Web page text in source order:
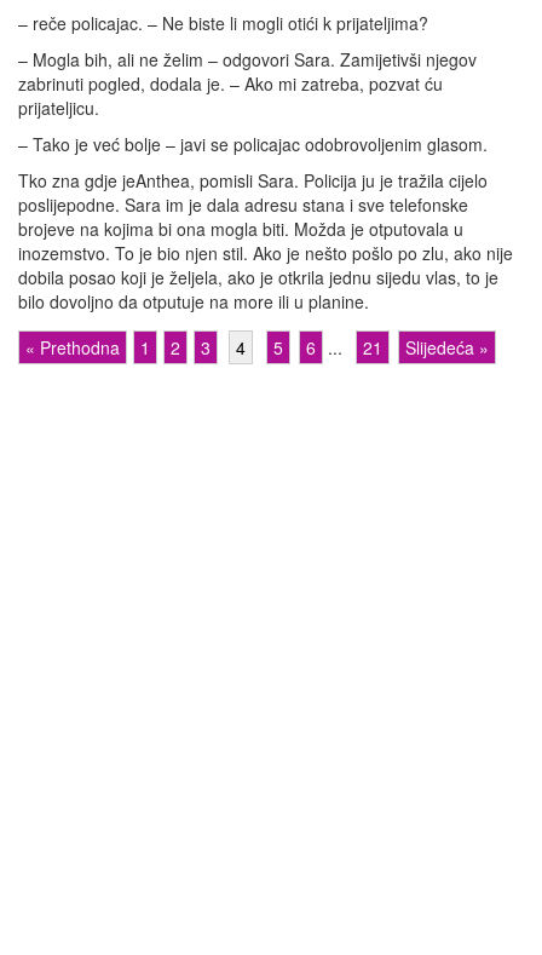
– reče policajac. – Ne biste li mogli otići k prijateljima?
– Mogla bih, ali ne želim – odgovori Sara. Zamijetivši njegov
zabrinuti pogled, dodala je. – Ako mi zatreba, pozvat ću
prijateljicu.
– Tako je već bolje – javi se policajac odobrovoljenim glasom.
Tko zna gdje jeAnthea, pomisli Sara. Policija ju je tražila cijelo
poslijepodne. Sara im je dala adresu stana i sve telefonske
brojeve na kojima bi ona mogla biti. Možda je otputovala u
inozemstvo. To je bio njen stil. Ako je nešto pošlo po zlu, ako nije
dobila posao koji je željela, ako je otkrila jednu sijedu vlas, to je
bilo dovoljno da otputuje na more ili u planine.
« Prethodna
1 2 3 4 5 6 ... 21 Slijedeća »